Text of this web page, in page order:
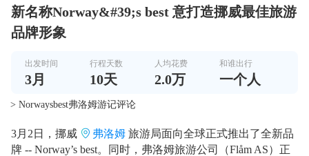
新名称Norway&#39;s best 意打造挪威最佳旅游
品牌形象
出发时间
3月
行程天数
10天
人均花费
2.0万
和谁出行
一个人
> Norwaysbest弗洛姆游记评论
3月2日，挪威 弗洛姆 旅游局面向全球正式推出了全新品
牌 -- Norway’s best。同时，弗洛姆旅游公司（Flåm AS）正